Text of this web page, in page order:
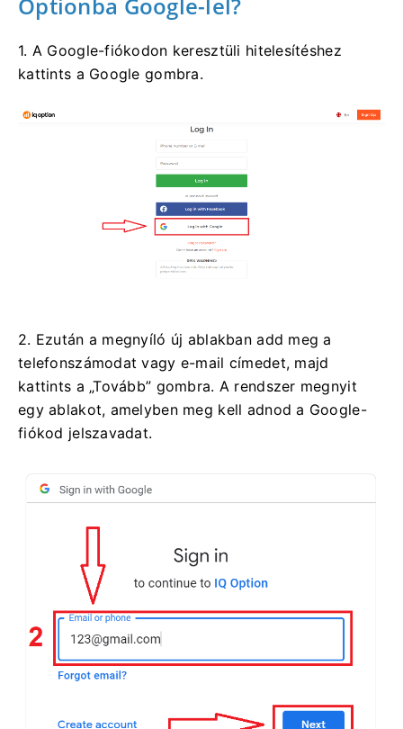
1. A Google-fiókodon keresztüli hitelesítéshez
kattints a Google gombra.
2. Ezután a megnyíló új ablakban add meg a
telefonszámodat vagy e-mail címedet, majd
kattints a „Tovább” gombra. A rendszer megnyit
egy ablakot, amelyben meg kell adnod a Google-
fiókod jelszavadat.